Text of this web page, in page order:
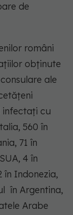
de
români
obținute
ale
infectați cu
560 în
71 în
4 în
în Indonezia,
în Argentina,
Arabe